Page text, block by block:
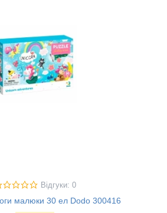
Відгуки: 0
малюки 30 ел Dodo 300416